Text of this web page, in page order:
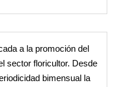
a la promoción del
sector floricultor. Desde
bimensual la